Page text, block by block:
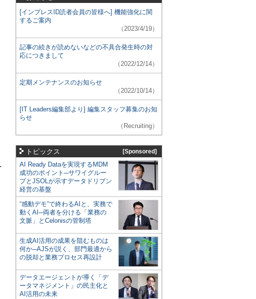
[インプレスID読者会員の皆様へ] 機能強化に関
するご案内
（2023/4/19）
記事の続きが読めないなどの不具合発生時の対
応につきまして
（2022/12/14）
定期メンテナンスのお知らせ
（2022/10/14）
[IT Leaders編集部より] 編集スタッフ募集のお知
らせ
（Recruiting）
トピックス [Sponsored]
AI Ready Dataを実現するMDM
成功のポイント─サワイグルー
プとJSOLが示すデータドリブン
経営の基盤
“感動デモ”で終わるAIと、実務で
動くAI─両者を分ける「業務の
文脈」とCelonisの管制塔
生成AI活用の成果を阻むものは
何か─AJSが説く、部門最適から
の脱却と業務プロセス再設計
データエージェントが導く「デ
ータマネジメント」の民主化と
AI活用の未来